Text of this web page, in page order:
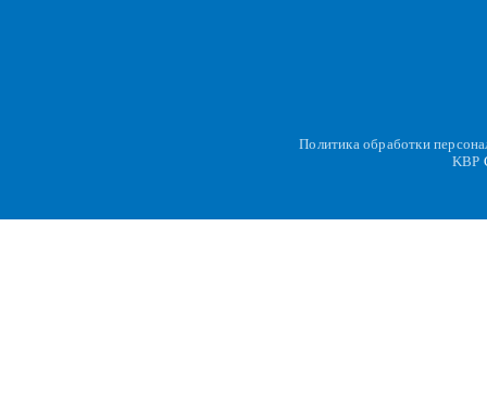
Политика обработки
KBP